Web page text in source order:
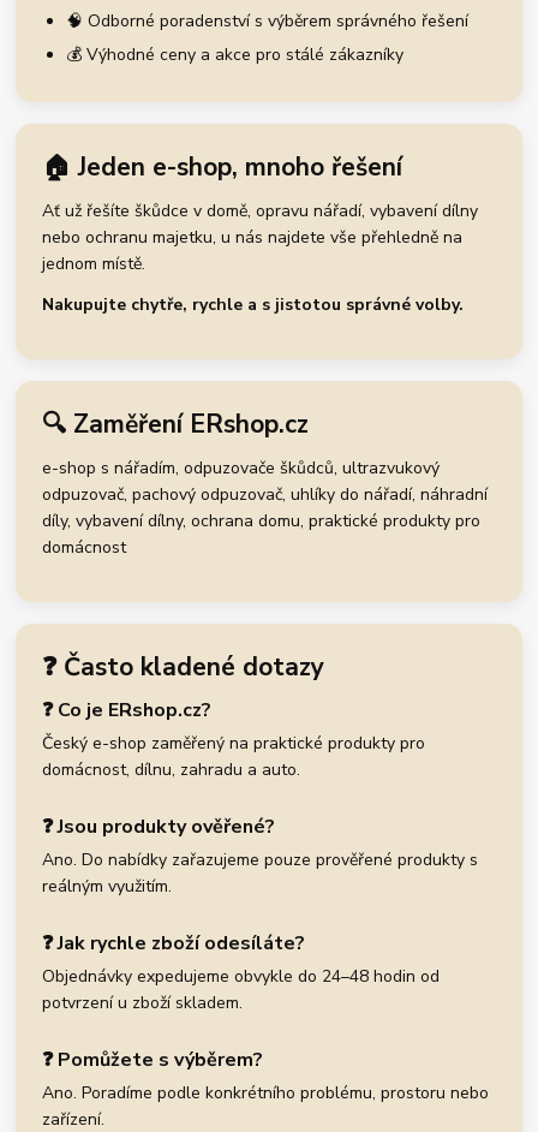
🧠 Odborné poradenství s výběrem správného řešení
💰 Výhodné ceny a akce pro stálé zákazníky
🏠 Jeden e-shop, mnoho řešení
Ať už řešíte škůdce v domě, opravu nářadí, vybavení dílny
nebo ochranu majetku, u nás najdete vše přehledně na
jednom místě.
Nakupujte chytře, rychle a s jistotou správné volby.
🔍 Zaměření ERshop.cz
e-shop s nářadím, odpuzovače škůdců, ultrazvukový
odpuzovač, pachový odpuzovač, uhlíky do nářadí, náhradní
díly, vybavení dílny, ochrana domu, praktické produkty pro
domácnost
❓ Často kladené dotazy
❓ Co je ERshop.cz?
Český e-shop zaměřený na praktické produkty pro
domácnost, dílnu, zahradu a auto.
❓ Jsou produkty ověřené?
Ano. Do nabídky zařazujeme pouze prověřené produkty s
reálným využitím.
❓ Jak rychle zboží odesíláte?
Objednávky expedujeme obvykle do 24–48 hodin od
potvrzení u zboží skladem.
❓ Pomůžete s výběrem?
Ano. Poradíme podle konkrétního problému, prostoru nebo
zařízení.